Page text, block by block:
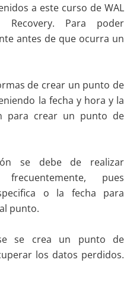
a este curso de WAL
Recovery. Para poder
antes de que ocurra un
de crear un punto de
la fecha y hora y la
para crear un punto de
se debe de realizar
pues
o la fecha para
punto.
se crea un punto de
los datos perdidos.